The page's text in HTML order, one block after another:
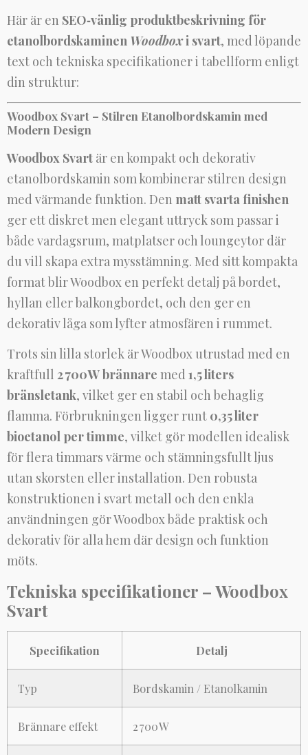
Här är en SEO‑vänlig produktbeskrivning för
etanolbordskaminen Woodboxi svart, med löpande
text och tekniska specifikationer i tabellform enligt
din struktur:
Woodbox Svart – Stilren Etanolbordskamin med
Modern Design
Woodbox Svart är en kompakt och dekorativ
etanolbordskamin som kombinerar stilren design
med värmande funktion. Den matt svarta finishen
ger ett diskret men elegant uttryck som passar i
både vardagsrum, matplatser och loungeytor där
du vill skapa extra mysstämning. Med sitt kompakta
format blir Woodbox en perfekt detalj på bordet,
hyllan eller balkongbordet, och den ger en
dekorativ låga som lyfter atmosfären i rummet.
Trots sin lilla storlek är Woodbox utrustad med en
kraftfull 2 700 W brännare med 1,5 liters
bränsletank, vilket ger en stabil och behaglig
flamma. Förbrukningen ligger runt 0,35 liter
bioetanol per timme, vilket gör modellen idealisk
för flera timmars värme och stämningsfullt ljus
utan skorsten eller installation. Den robusta
konstruktionen i svart metall och den enkla
användningen gör Woodbox både praktisk och
dekorativ för alla hem där design och funktion
möts.
Tekniska specifikationer – Woodbox
Svart
Specifikation Detalj
Typ Bordskamin / Etanolkamin
Brännare effekt 2 700 W